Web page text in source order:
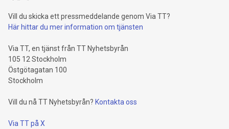
Vill du skicka ett pressmeddelande genom Via TT?
Här hittar du mer information om tjänsten
Via TT, en tjänst från TT Nyhetsbyrån
105 12 Stockholm
Östgötagatan 100
Stockholm
Vill du nå TT Nyhetsbyrån? Kontakta oss
Via TT på X